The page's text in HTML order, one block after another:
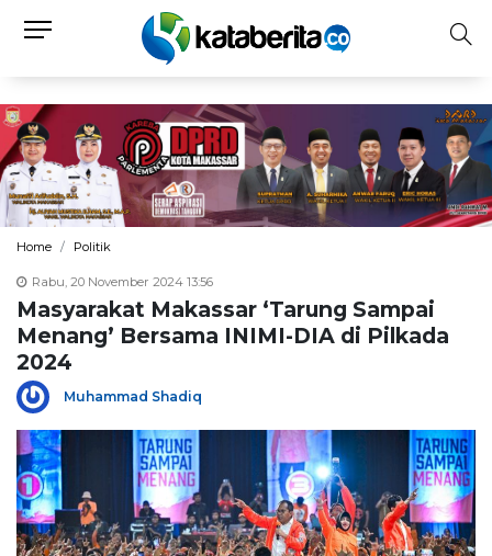
Home Politik
Rabu, 20 November 2024 13:56
Masyarakat Makassar ‘Tarung Sampai
Menang’ Bersama INIMI-DIA di Pilkada
2024
Muhammad Shadiq